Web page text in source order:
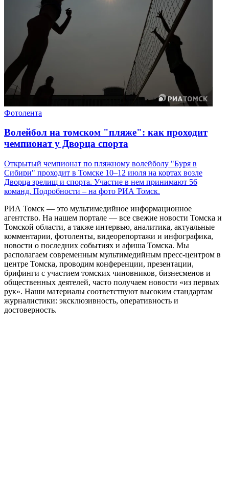
Фотолента
Волейбол на томском "пляже": как проходит
чемпионат у Дворца спорта
Открытый чемпионат по пляжному волейболу "Буря в
Сибири" проходит в Томске 10–12 июля на кортах возле
Дворца зрелищ и спорта. Участие в нем принимают 56
команд. Подробности – на фото РИА Томск.
РИА Томск — это мультимедийное информационное
агентство. На нашем портале — все свежие новости Томска и
Томской области, а также интервью, аналитика, актуальные
комментарии, фотоленты, видеорепортажи и инфографика,
новости о последних событиях и афиша Томска. Мы
располагаем современным мультимедийным пресс-центром в
центре Томска, проводим конференции, презентации,
брифинги с участием томских чиновников, бизнесменов и
общественных деятелей, часто получаем новости «из первых
рук». Наши материалы соответствуют высоким стандартам
журналистики: эксклюзивность, оперативность и
достоверность.